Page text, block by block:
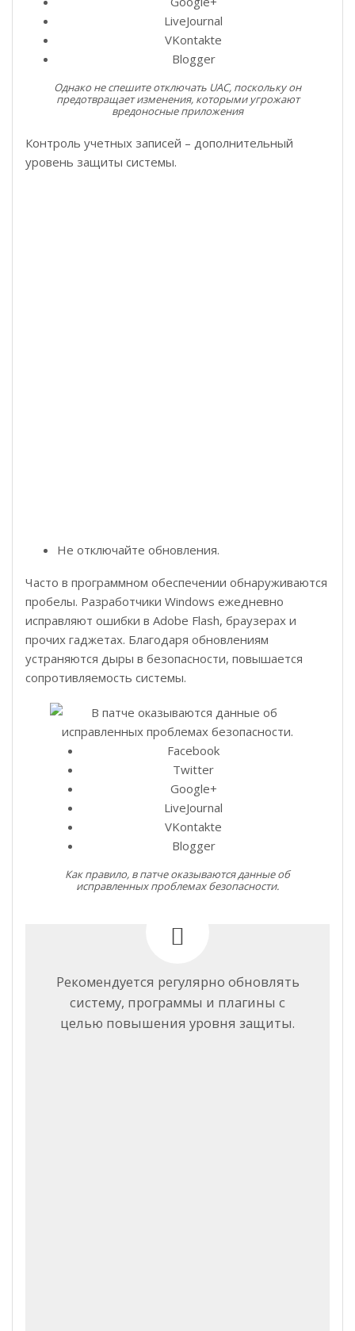
LiveJournal
VKontakte
Blogger
Однако не спешите отключать UAC, поскольку он
предотвращает изменения, которыми угрожают
вредоносные приложения
Контроль учетных записей – дополнительный
уровень защиты системы.
Не отключайте обновления.
Часто в программном обеспечении обнаруживаются
пробелы. Разработчики Windows ежедневно
исправляют ошибки в Adobe Flash, браузерах и
прочих гаджетах. Благодаря обновлениям
устраняются дыры в безопасности, повышается
сопротивляемость системы.
Facebook
Twitter
Google+
LiveJournal
VKontakte
Blogger
Как правило, в патче оказываются данные об
исправленных проблемах безопасности.
Рекомендуется регулярно обновлять
систему, программы и плагины с
целью повышения уровня защиты.